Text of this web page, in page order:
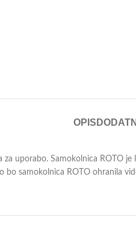
OPIS
za uporabo. Samokolnica ROTO
bo samokolnica ROTO ohranila